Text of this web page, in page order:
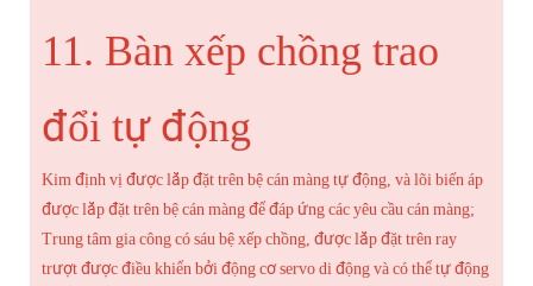
11. Bàn xếp chồng trao
đổi tự động
Kim định vị được lắp đặt trên bệ cán màng tự động, và lõi biến áp
được lắp đặt trên bệ cán màng để đáp ứng các yêu cầu cán màng;
Trung tâm gia công có sáu bệ xếp chồng, được lắp đặt trên ray
trượt được điều khiển bởi động cơ servo di động và có thể tự động